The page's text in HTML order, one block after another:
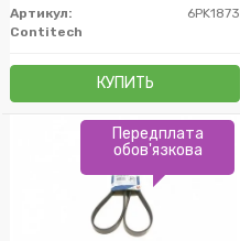
Артикул:
6PK1873
Contitech
КУПИТЬ
Передплата
обов'язкова